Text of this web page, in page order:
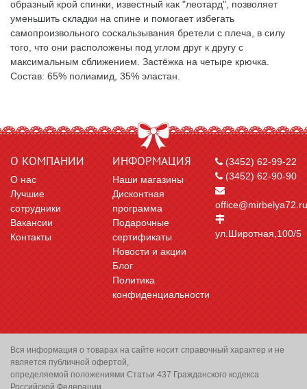
образный крой спинки, известный как "леотард", позволяет
уменьшить складки на спине и помогает избегать
самопроизвольного соскальзывания бретели с плеча, в силу
того, что они расположены под углом друг к другу с
максимальным сближением. Застёжка на четыре крючка.
Состав: 65% полиамид, 35% эластан.
О КОМПАНИИ
О нас
Лучшие
сотрудники
Вакансии
Контакты
ИНФОРМАЦИЯ
Наши магазины
Дисконтная
программа
Подарочные
сертификаты
Новости и акции
Блог
Политика
конфиденциальности
(3452) 62-99-22
(3452) 62-90-90
office@mirbelya72.ru
ул.Широтная,100/5
Вся информация о товарах на сайте носит справочный характер и не
является публичной офертой,
определяемой положениями Статьи 437 Гражданского кодекса
Российской Федерации